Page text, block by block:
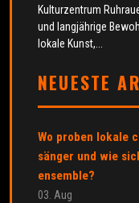
Kulturzentrum
und langjährige
lokale Kunst,...
NEUESTE
Wo proben lokale
sänger und wie
ensemble?
03. Aug